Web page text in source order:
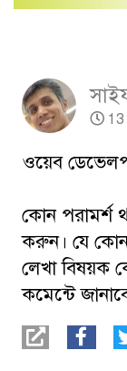
ওয়েব
কোন পরামর্শ
করুন। যে
লেখা বিষয়ক
কমেন্টে